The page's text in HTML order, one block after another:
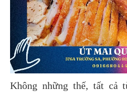
Không những thế, tất cả